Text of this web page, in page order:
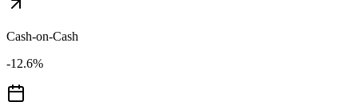
Cash-on-Cash
-12.6%